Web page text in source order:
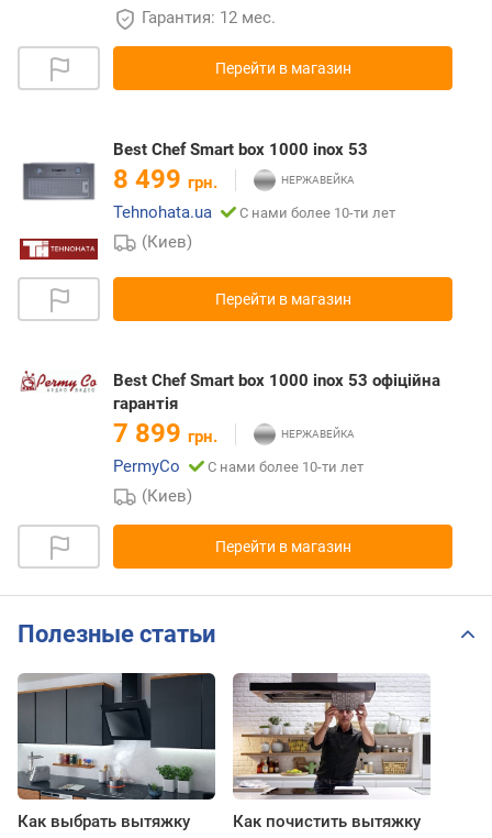
Гарантия: 12 мес.
Перейти в магазин
Best Chef Smart box 1000 inox 53
8 499 грн.
Tehnohata.ua
С нами более 10-ти лет
(Киев)
Перейти в магазин
Best Chef Smart box 1000 inox 53 офіційна
гарантія
7 899 грн.
PermyCo
С нами более 10-ти лет
(Киев)
Перейти в магазин
Полезные статьи
Как выбрать вытяжку Как почистить вытяжку